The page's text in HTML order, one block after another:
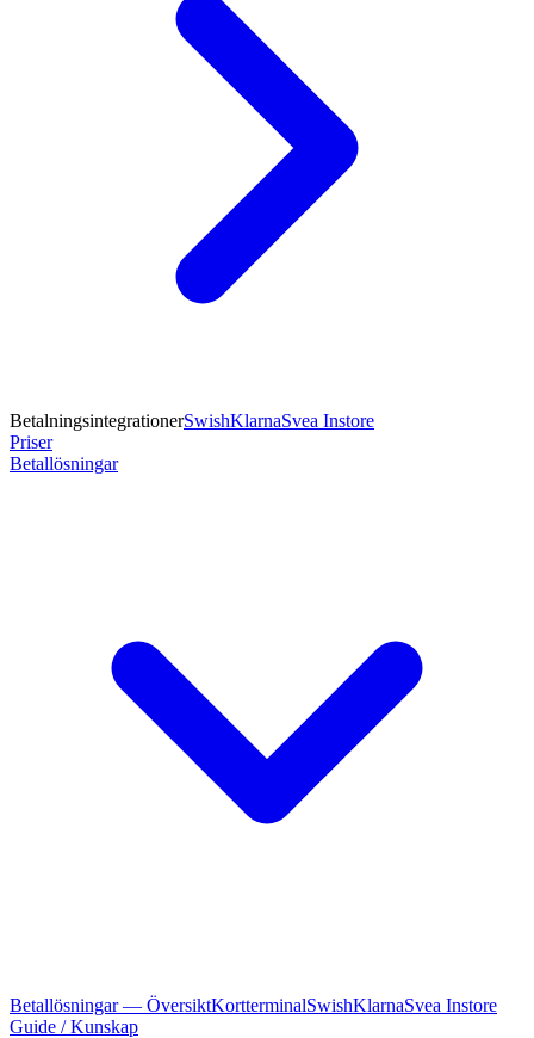
BetalningsintegrationerSwishKlarnaSvea Instore
Priser
Betallösningar
Betallösningar — ÖversiktKortterminalSwishKlarnaSvea Instore
Guide / Kunskap